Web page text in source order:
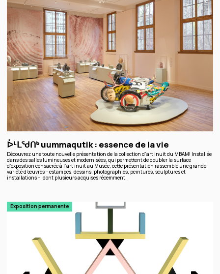
ᐆᒻᒪᖁᑎᒃ uummaqutik : essence de la vie
Découvrez une toute nouvelle présentation de la collection d’art inuit du MBAM! Installée
dans des salles lumineuses et modernisées, qui permettent de doubler la surface
d’exposition consacrée à l’art inuit au Musée, cette présentation rassemble une grande
variété d’œuvres – estampes, dessins, photographies, peintures, sculptures et
installations –, dont plusieurs acquises récemment.
Exposition permanente